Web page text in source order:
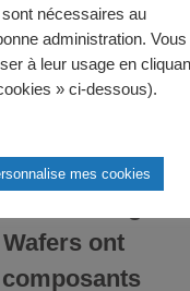
tels que
les
les
Grâce aux
ont
nécessaires au
administration. Vous
à leur usage en
» ci-dessous).
mes cookies